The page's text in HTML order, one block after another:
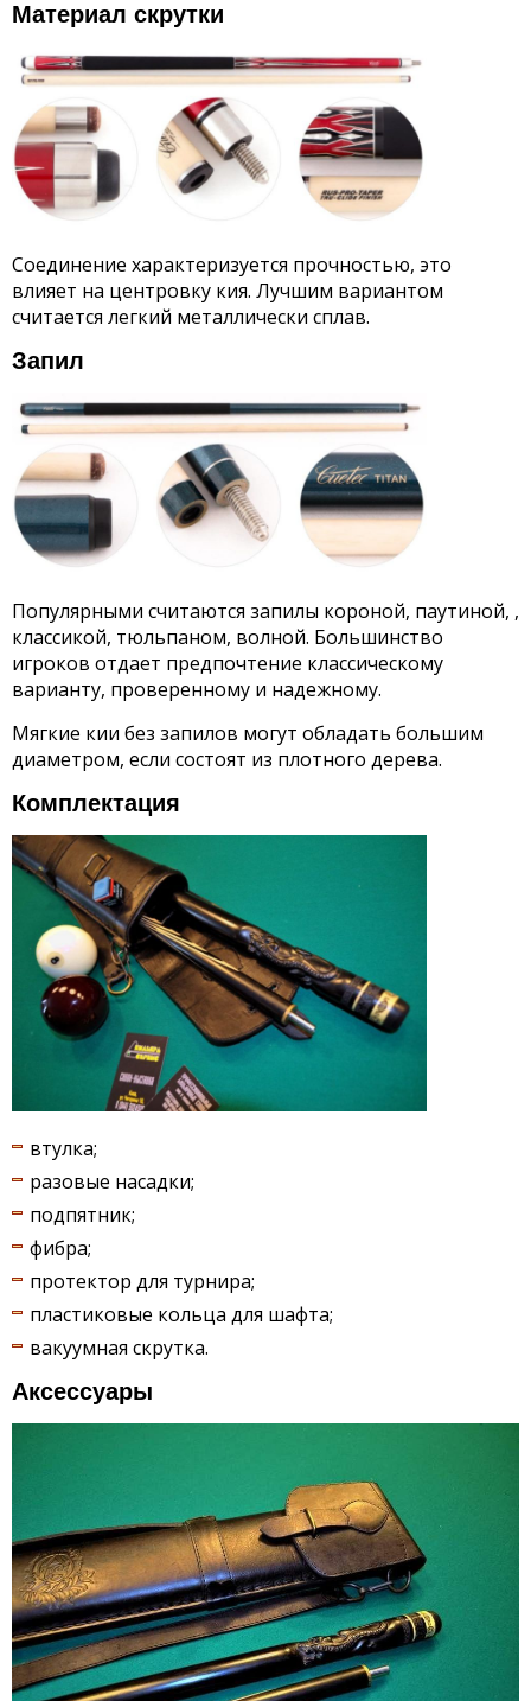
Материал скрутки
Соединение характеризуется прочностью, это
влияет на центровку кия. Лучшим вариантом
считается легкий металлически сплав.
Запил
Популярными считаются запилы короной, паутиной, ,
классикой, тюльпаном, волной. Большинство
игроков отдает предпочтение классическому
варианту, проверенному и надежному.
Мягкие кии без запилов могут обладать большим
диаметром, если состоят из плотного дерева.
Комплектация
втулка;
разовые насадки;
подпятник;
фибра;
протектор для турнира;
пластиковые кольца для шафта;
вакуумная скрутка.
Аксессуары